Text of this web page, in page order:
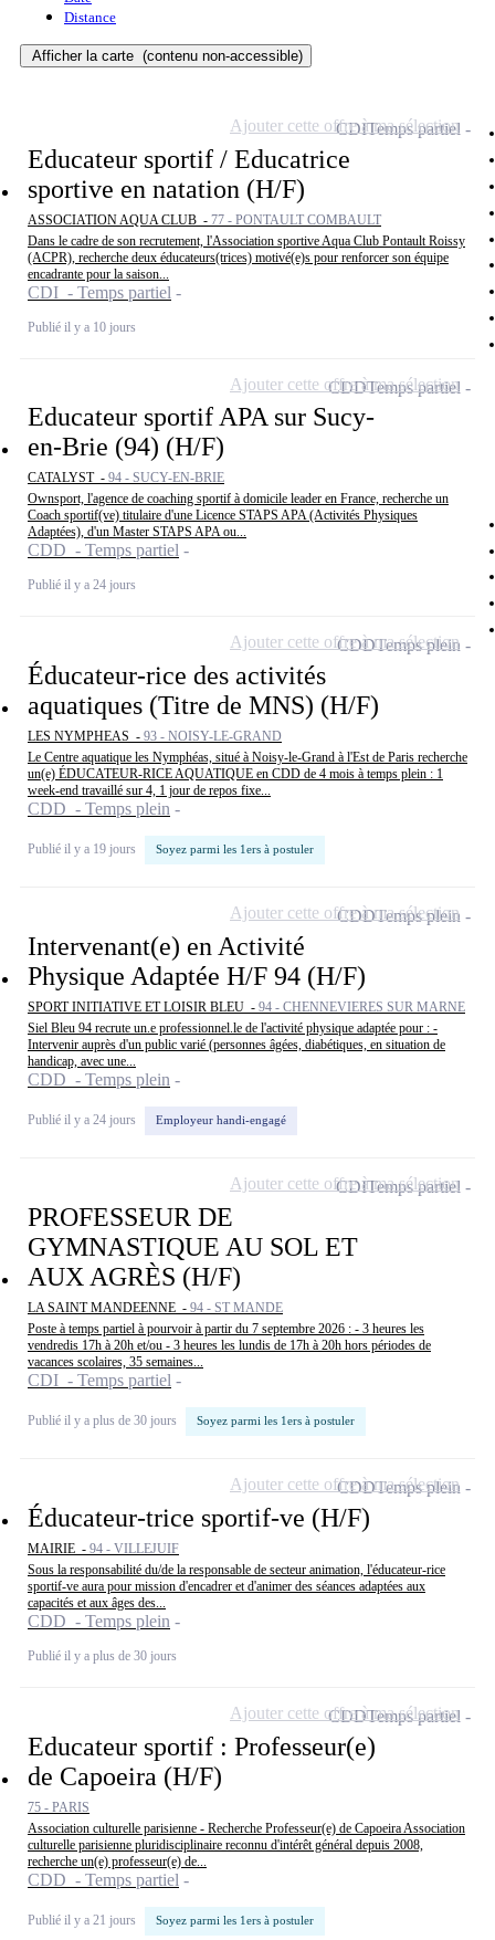
Distance
Afficher la carte (contenu non-accessible)
Educateur sportif / Educatrice
sportive en natation (H/F)
ASSOCIATION AQUA CLUB - 77 - PONTAULT COMBAULT
Dans le cadre de son recrutement, l'Association sportive Aqua Club Pontault Roissy
(ACPR), recherche deux éducateurs(trices) motivé(e)s pour renforcer son équipe
encadrante pour la saison...
CDI - Temps partiel
Publié il y a 10 jours
CDITemps partiel
Ajouter cette offre à ma sélection
Educateur sportif APA sur Sucy-
en-Brie (94) (H/F)
CATALYST - 94 - SUCY-EN-BRIE
Ownsport, l'agence de coaching sportif à domicile leader en France, recherche un
Coach sportif(ve) titulaire d'une Licence STAPS APA (Activités Physiques
Adaptées), d'un Master STAPS APA ou...
CDD - Temps partiel
Publié il y a 24 jours
CDDTemps partiel
Ajouter cette offre à ma sélection
Éducateur-rice des activités
aquatiques (Titre de MNS) (H/F)
LES NYMPHEAS - 93 - NOISY-LE-GRAND
Le Centre aquatique les Nymphéas, situé à Noisy-le-Grand à l'Est de Paris recherche
un(e) ÉDUCATEUR-RICE AQUATIQUE en CDD de 4 mois à temps plein : 1
week-end travaillé sur 4, 1 jour de repos fixe...
CDD - Temps plein
Publié il y a 19 jours Soyez parmi les 1ers à postuler
CDDTemps plein
Ajouter cette offre à ma sélection
Intervenant(e) en Activité
Physique Adaptée H/F 94 (H/F)
SPORT INITIATIVE ET LOISIR BLEU - 94 - CHENNEVIERES SUR MARNE
Siel Bleu 94 recrute un.e professionnel.le de l'activité physique adaptée pour : -
Intervenir auprès d'un public varié (personnes âgées, diabétiques, en situation de
handicap, avec une...
CDD - Temps plein
Publié il y a 24 jours Employeur handi-engagé
CDDTemps plein
Ajouter cette offre à ma sélection
PROFESSEUR DE
GYMNASTIQUE AU SOL ET
AUX AGRÈS (H/F)
LA SAINT MANDEENNE - 94 - ST MANDE
Poste à temps partiel à pourvoir à partir du 7 septembre 2026 : - 3 heures les
vendredis 17h à 20h et/ou - 3 heures les lundis de 17h à 20h hors périodes de
vacances scolaires, 35 semaines...
CDI - Temps partiel
Publié il y a plus de 30 jours Soyez parmi les 1ers à postuler
CDITemps partiel
Ajouter cette offre à ma sélection
Éducateur-trice sportif-ve (H/F)
MAIRIE - 94 - VILLEJUIF
Sous la responsabilité du/de la responsable de secteur animation, l'éducateur-rice
sportif-ve aura pour mission d'encadrer et d'animer des séances adaptées aux
capacités et aux âges des...
CDD - Temps plein
Publié il y a plus de 30 jours
CDDTemps plein
Ajouter cette offre à ma sélection
Educateur sportif : Professeur(e)
de Capoeira (H/F)
75 - PARIS
Association culturelle parisienne - Recherche Professeur(e) de Capoeira Association
culturelle parisienne pluridisciplinaire reconnu d'intérêt général depuis 2008,
recherche un(e) professeur(e) de...
CDD - Temps partiel
Publié il y a 21 jours Soyez parmi les 1ers à postuler
CDDTemps partiel
Ajouter cette offre à ma sélection